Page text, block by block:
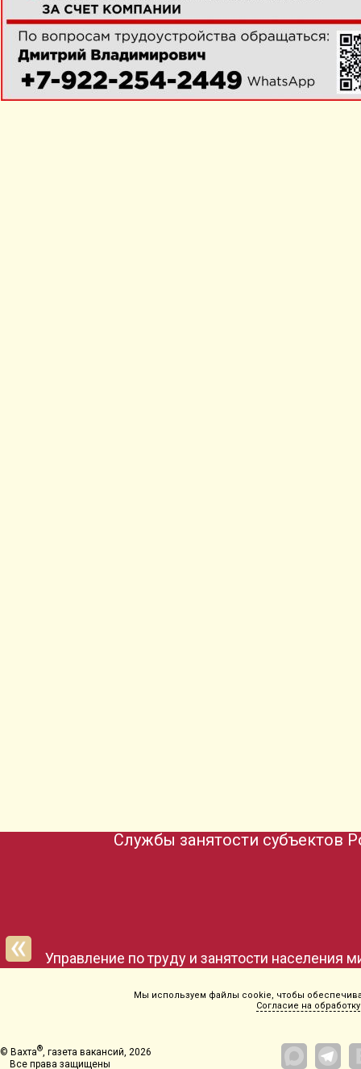
Службы занятости субъектов
Мы используем файлы cookie, чтобы
Согласие на обработку
© Вахта® , газета вакансий, 2026
Все права защищены